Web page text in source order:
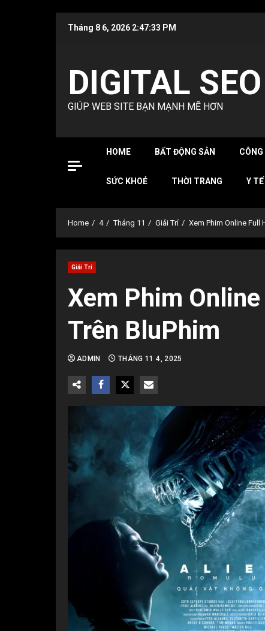
Tháng 8 6, 2026 2:47:34 PM
DIGITAL SEO
GIÚP WEB SITE BẠN MẠNH MẼ HƠN
HOME BẤT ĐỘNG SẢN
SỨC KHOẺ THỜI TRANG Y TẾ
Home 4 Tháng 11 Giải Trí Xem Phim Online Full
Giải Trí
Xem Phim
Trên BluPhim
ADMIN THÁNG 11 4, 2025